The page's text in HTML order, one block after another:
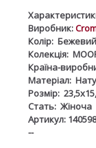
Виробник:
Колір: Бежевий
Колекція:
Країна-
Матеріал:
Розмір:
Стать: Жіноча
Артикул:
--